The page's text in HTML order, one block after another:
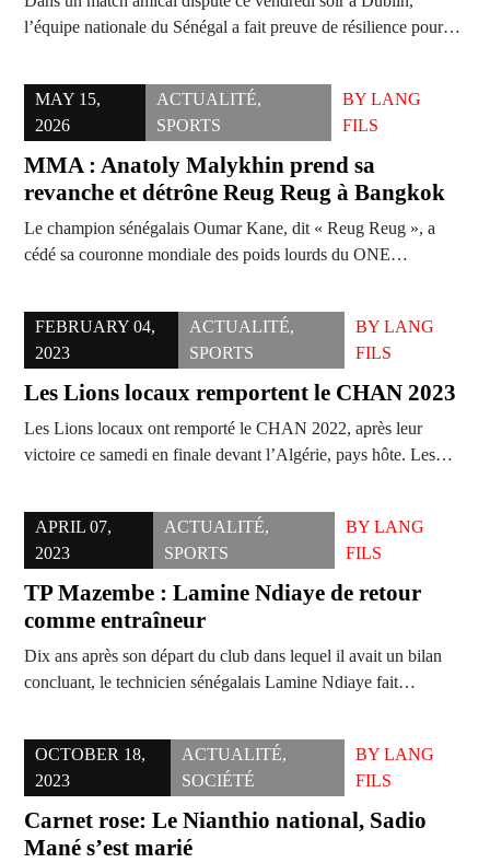
l’équipe nationale du Sénégal a fait preuve de résilience pour…
MAY 15,
2026
ACTUALITÉ,
SPORTS
BY LANG
FILS
MMA : Anatoly Malykhin prend sa
revanche et détrône Reug Reug à Bangkok
Le champion sénégalais Oumar Kane, dit « Reug Reug », a
cédé sa couronne mondiale des poids lourds du ONE…
FEBRUARY 04,
2023
ACTUALITÉ,
SPORTS
BYLANG
FILS
Les Lions locaux remportent le CHAN 2023
Les Lions locaux ont remporté le CHAN 2022, après leur
victoire ce samedi en finale devant l’Algérie, pays hôte. Les…
APRIL 07,
2023
ACTUALITÉ,
SPORTS
BY LANG
FILS
TP Mazembe : Lamine Ndiaye de retour
comme entraîneur
Dix ans après son départ du club dans lequel il avait un bilan
concluant, le technicien sénégalais Lamine Ndiaye fait…
OCTOBER 18,
2023
ACTUALITÉ,
SOCIÉTÉ
BYLANG
FILS
Carnet rose: Le Nianthio national, Sadio
Mané s’est marié